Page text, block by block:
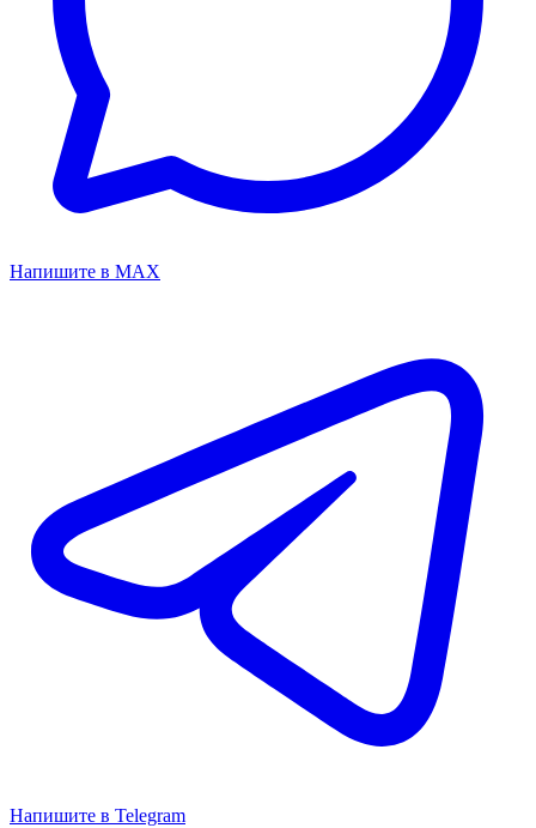
Напишите в MAX
Напишите в Telegram